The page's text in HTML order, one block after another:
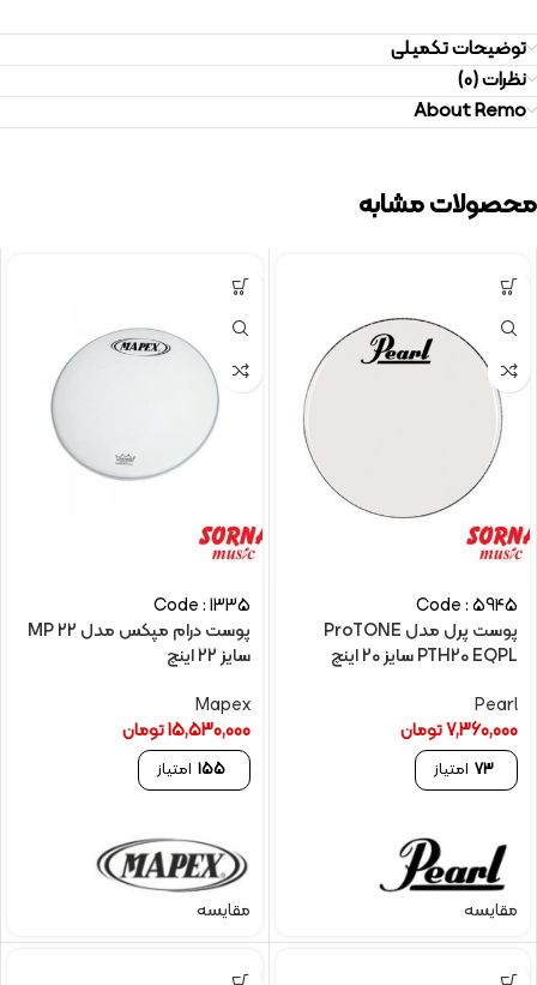
توضیحات تکمیلی
نظرات (0)
About Remo
محصولات مشابه
Code : 5945
پوست پرل مدل ProTONE
PTH20 EQPL سایز 20 اینچ
Pearl
7,360,000تومان
73 امتیاز
مقایسه
Code : 1335
پوست درام مپکس مدل MP 22
سایز 22 اینچ
Mapex
15,530,000تومان
155 امتیاز
مقایسه